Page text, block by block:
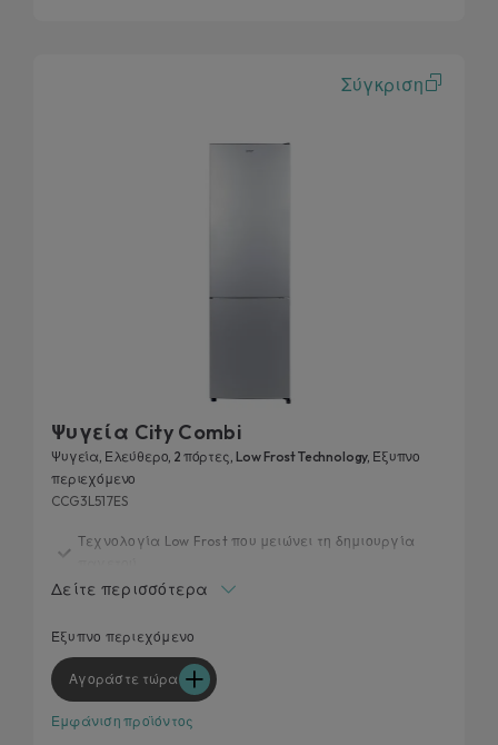
Σύγκριση
Ψυγεία City Combi
Ψυγεία, Ελεύθερο, 2 πόρτες, Low Frost Technology, Έξυπνο
περιεχόμενο
CCG3L517ES
Τεχνολογία Low Frost που μειώνει τη δημιουργία
Τεχνολογία Inverter
Εργονομική χειρολαβή
Συνδεδεμένες Λειτουργίες
Δείτε περισσότερα
Έξυπνο περιεχόμενο
Αγοράστε τώρα
Εμφάνιση προϊόντος